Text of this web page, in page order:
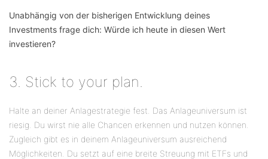
Unabhängig von der bisherigen Entwicklung deines
Investments frage dich: Würde ich heute in diesen Wert
investieren?
3. Stick to your plan.
Halte an deiner Anlagestrategie fest. Das Anlageuniversum ist
riesig. Du wirst nie alle Chancen erkennen und nutzen können.
Zugleich gibt es in deinem Anlageuniversum ausreichend
Möglichkeiten. Du setzt auf eine breite Streuung mit ETFs und